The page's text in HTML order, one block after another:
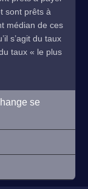
sont prêts à
médian de ces
s’agit du taux
taux « le plus
se